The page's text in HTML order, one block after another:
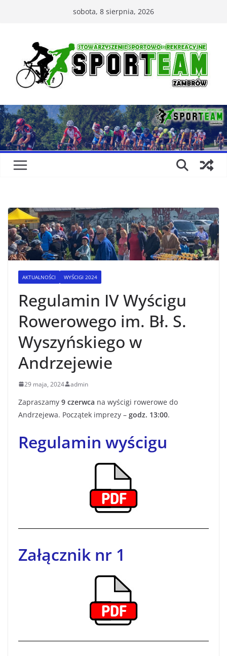
sobota, 8 sierpnia, 2026
AKTUALNOŚCI WYŚCIGI 2024
Regulamin IV Wyścigu
Rowerowego im. Bł. S.
Wyszyńskiego w
Andrzejewie
29 maja, 2024 admin
Zapraszamy 9 czerwca na wyścigi rowerowe do
Andrzejewa. Początek imprezy – godz. 13:00.
Regulamin wyścigu
Załącznik nr 1